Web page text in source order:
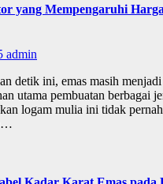
yang Mempengaruhi
admin
detik ini, emas masih
utama pembuatan berbagai
logam mulia ini tidak